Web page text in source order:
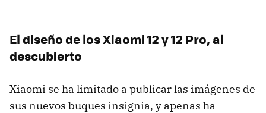
El diseño de los Xiaomi 12 y 12 Pro, al
descubierto
Xiaomi se ha limitado a publicar las imágenes de
sus nuevos buques insignia, y apenas ha